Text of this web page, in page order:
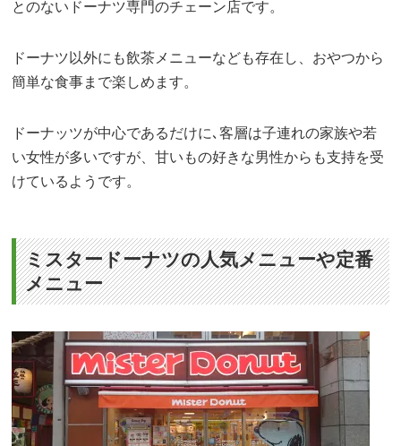
とのないドーナツ専門のチェーン店です。
ドーナツ以外にも飲茶メニューなども存在し、おやつから
簡単な食事まで楽しめます。
ドーナッツが中心であるだけに､客層は子連れの家族や若
い女性が多いですが、甘いもの好きな男性からも支持を受
けているようです。
ミスタードーナツの人気メニューや定番
メニュー